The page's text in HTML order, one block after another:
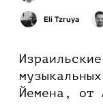
Йемена, от